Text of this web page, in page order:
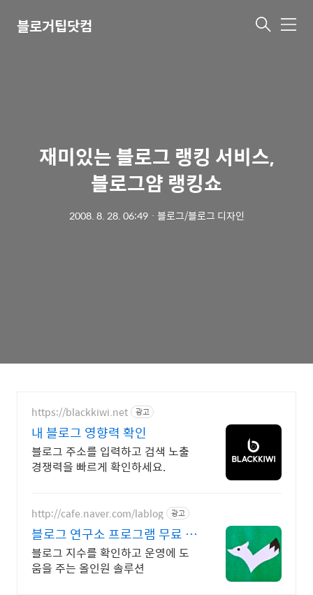
블로거팁닷컴 메
재미있는 블로그 랭킹 서비스,
블로그얌 랭킹쇼
2008. 8. 28. 06:49ㆍ 블로그/블로그 디자인
https://blackkiwi.net 광고
내 블로그 영향력 확인
블로그 주소를 입력하고 검색 노출
경쟁력을 빠르게 확인하세요.
http://cafe.naver.com/lablog 광고
블로그 연구소 프로그램 무료 지
수 확인하기
블로그 지수를 확인하고 운영에 도
움을 주는 올인원 솔루션